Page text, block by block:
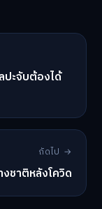
ปะจับต้องได้
ถัดไป →
งชาติหลังโควิด